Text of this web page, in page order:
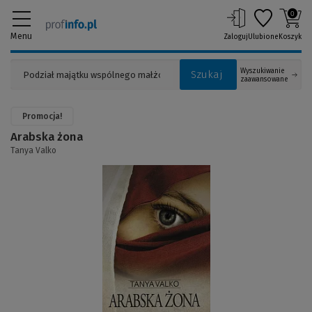
Menu
Szukaj
Wyszukiwanie
zaawansowane
ZalogujUlubione
0
Koszyk
Promocja!
(Link
Arabska żona
Tanya Valko